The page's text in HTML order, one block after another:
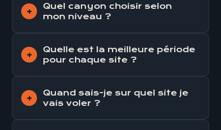
Quel canyon choisir selon
mon niveau ?
Quelle est la meilleure période
pour chaque site ?
Quand sais-je sur quel site je
vais voler ?